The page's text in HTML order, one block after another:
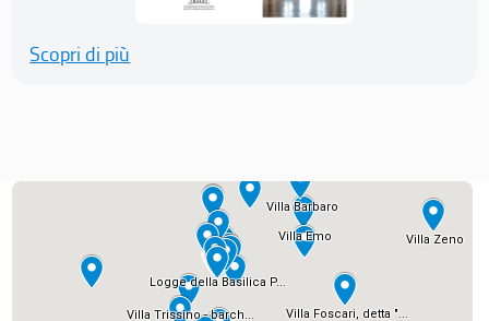
Scopri di più